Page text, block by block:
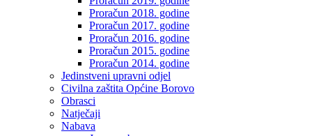
Proračun 2018. godine
Proračun 2017. godine
Proračun 2016. godine
Proračun 2015. godine
Proračun 2014. godine
Jedinstveni upravni odjel
Civilna zaštita Općine Borovo
Obrasci
Natječaji
Nabava